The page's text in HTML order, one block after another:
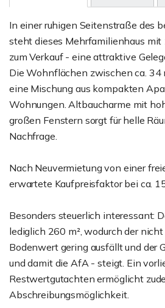
In einer ruhigen Seitenstraße des
steht dieses Mehrfamilienhaus
zum Verkauf - eine attraktive
Die Wohnflächen zwischen ca. 34
eine Mischung aus kompakten
Wohnungen. Altbaucharme mit
großen Fenstern sorgt für helle
Nachfrage.
Nach Neuvermietung von einer
erwartete Kaufpreisfaktor bei ca.
Besonders steuerlich interessant:
lediglich 260 m², wodurch der
Bodenwert gering ausfällt und der
und damit die AfA - steigt. Ein
Restwertgutachten ermöglicht
Abschreibungsmöglichkeit.